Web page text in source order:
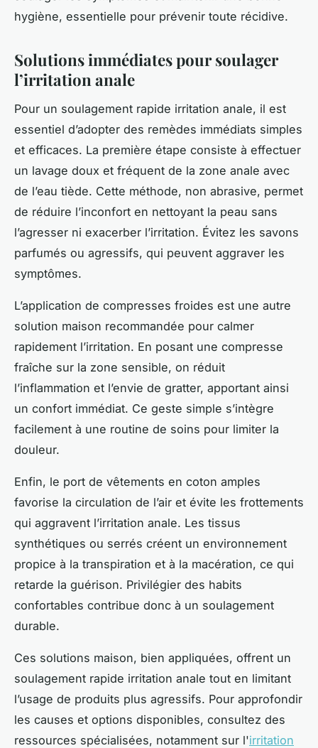
hygiène, essentielle pour prévenir toute récidive.
Solutions immédiates pour soulager
l’irritation anale
Pour un soulagement rapide irritation anale, il est
essentiel d’adopter des remèdes immédiats simples
et efficaces. La première étape consiste à effectuer
un lavage doux et fréquent de la zone anale avec
de l’eau tiède. Cette méthode, non abrasive, permet
de réduire l’inconfort en nettoyant la peau sans
l’agresser ni exacerber l’irritation. Évitez les savons
parfumés ou agressifs, qui peuvent aggraver les
symptômes.
L’application de compresses froides est une autre
solution maison recommandée pour calmer
rapidement l’irritation. En posant une compresse
fraîche sur la zone sensible, on réduit
l’inflammation et l’envie de gratter, apportant ainsi
un confort immédiat. Ce geste simple s’intègre
facilement à une routine de soins pour limiter la
douleur.
Enfin, le port de vêtements en coton amples
favorise la circulation de l’air et évite les frottements
qui aggravent l’irritation anale. Les tissus
synthétiques ou serrés créent un environnement
propice à la transpiration et à la macération, ce qui
retarde la guérison. Privilégier des habits
confortables contribue donc à un soulagement
durable.
Ces solutions maison, bien appliquées, offrent un
soulagement rapide irritation anale tout en limitant
l’usage de produits plus agressifs. Pour approfondir
les causes et options disponibles, consultez des
ressources spécialisées, notamment sur l'irritation